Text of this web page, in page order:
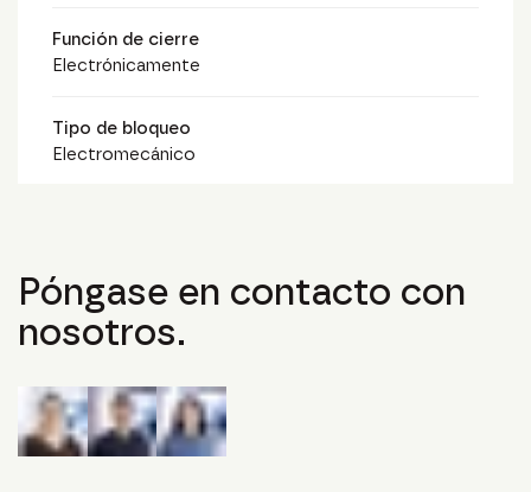
Función de cierre
Electrónicamente
Tipo de bloqueo
Electromecánico
Póngase en contacto con
nosotros.